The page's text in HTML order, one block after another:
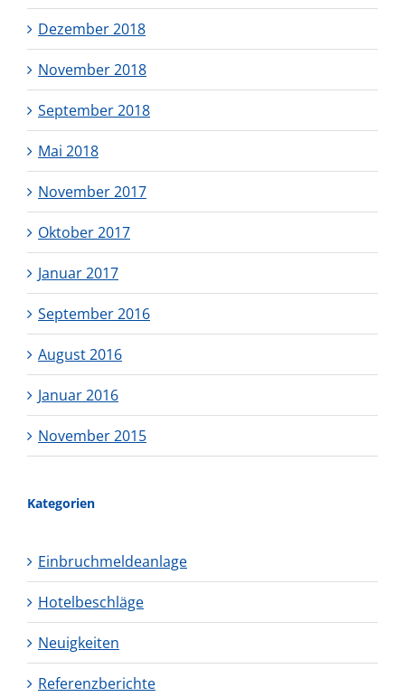
Dezember 2018
November 2018
September 2018
Mai 2018
November 2017
Oktober 2017
Januar 2017
September 2016
August 2016
Januar 2016
November 2015
Kategorien
Einbruchmeldeanlage
Hotelbeschläge
Neuigkeiten
Referenzberichte